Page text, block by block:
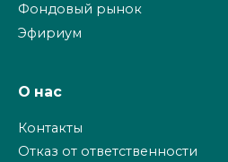
Фондовый рынок
Эфириум
О нас
Контакты
Отказ от ответственности